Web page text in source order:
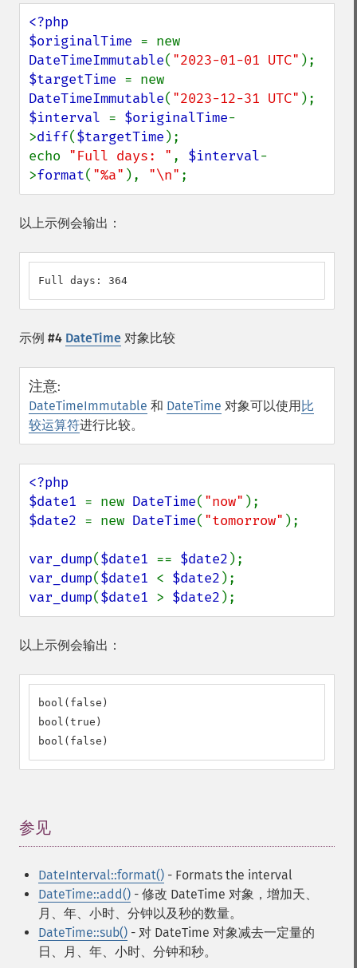
<?php
$originalTime
DateTimeImmutable( "2023-01-01 UTC"
$targetTime
DateTimeImmutable( "2023-12-31 UTC"
$interval = $originalTime-
>diff($targetTime );
echo "Full days: " , $interval-
>format( "%a" ), "\n" ;
以上示例会输出：
Full days: 364
示例 #4 DateTime 对象比较
注意:
DateTimeImmutable 和 DateTime 对象可以使用比
较运算符进行比较。
<?php
$date1 = new DateTime( "now"
$date2 = new DateTime( "tomorrow" );
var_dump($date1 == $date2
var_dump($date1 < $date2
var_dump($date1 > $date2 );
以上示例会输出：
bool(false)
bool(true)
bool(false)
参见
DateInterval::format() - Formats the interval
DateTime::add() - 修改 DateTime 对象，增加天、
月、年、小时、分钟以及秒的数量。
DateTime::sub() - 对 DateTime 对象减去一定量的
日、月、年、小时、分钟和秒。